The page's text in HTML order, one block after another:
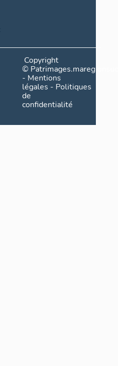
Copyright
©
- Mentions
légales - Politiques
de
confidentialité